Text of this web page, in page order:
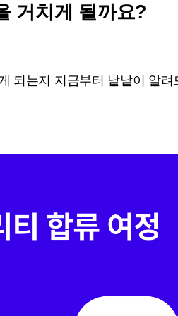
거치게 될까요?
되는지 지금부터 낱낱이 알려